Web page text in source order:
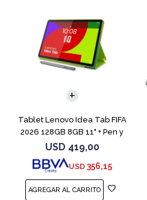
Tablet Lenovo Idea Tab FIFA
2026 128GB 8GB 11" + Pen y
Funda
USD 419,00
USD 356,15